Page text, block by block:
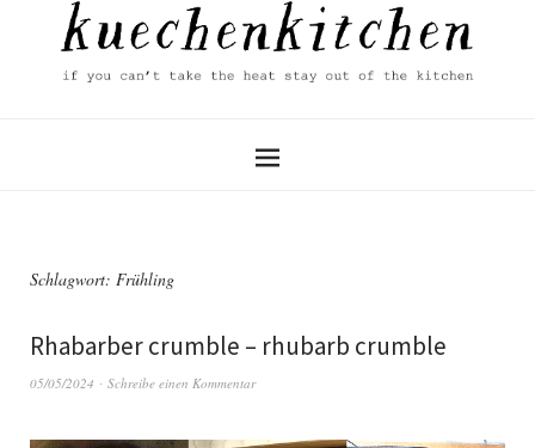
Schlagwort: Frühling
Rhabarber crumble – rhubarb crumble
05/05/2024 Schreibe einen Kommentar